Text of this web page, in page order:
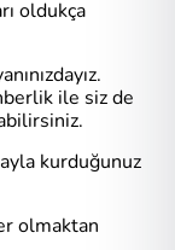
oldukça
ile siz de
kurduğunuz
olmaktan